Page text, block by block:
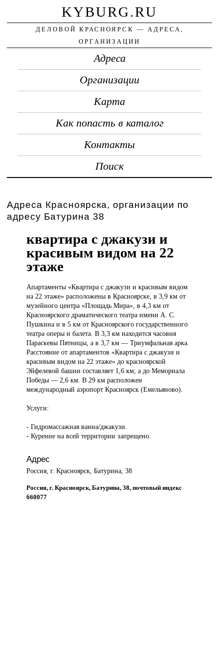
KYBURG.RU
ДЕЛОВОЙ КРАСНОЯРСК — АДРЕСА,
ОРГАНИЗАЦИИ
Адреса
Организации
Карта
Как попасть в каталог
Контакты
Поиск
Адреса Красноярска, организации по
адресу Батурина 38
квартира с джакузи и
красивым видом на 22
этаже
Апартаменты «Квартирас джакузи и красивым видом
на 22 этаже» расположены в Красноярске, в 3,9 км от
музейного центра «Площадь Мира», в 4,3 км от
Красноярского драматического театра имени А. С.
Пушкина и в 5 км от Красноярского государственного
театра оперы и балета. В 3,3 км находится часовня
Параскевы Пятницы, а в 3,7 км — Триумфальная арка.
Расстояние от апартаментов «Квартира с джакузи и
красивым видом на 22 этаже» до красноярской
Эйфелевой башни составляет 1,6 км, а до Мемориала
Победы — 2,6 км. В 29 км расположен
международный аэропорт Красноярск (Емельяново).
Услуги:
- Гидромассажная ванна/джакузи.
- Курение на всей территории запрещено.
Адрес
Россия, г. Красноярск, Батурина, 38
Россия, г. Красноярск, Батурина, 38, почтовый индекс
660077